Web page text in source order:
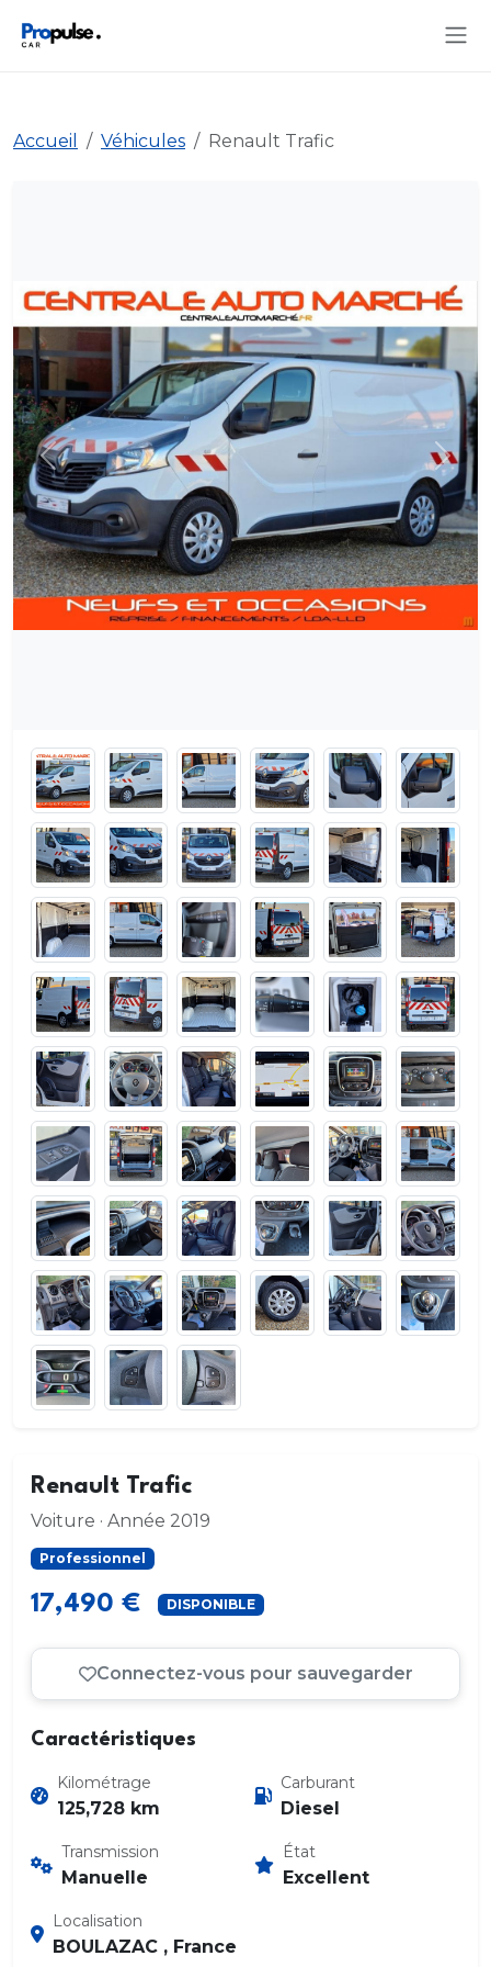
Accueil Véhicules Renault Trafic
Précédent
Renault Trafic
Voiture · Année 2019
Professionnel
17,490 € DISPONIBLE
Connectez-vous pour sauvegarder
Caractéristiques
Kilométrage
125,728 km
Carburant
Diesel
Transmission
Manuelle
État
Excellent
Localisation
BOULAZAC , France